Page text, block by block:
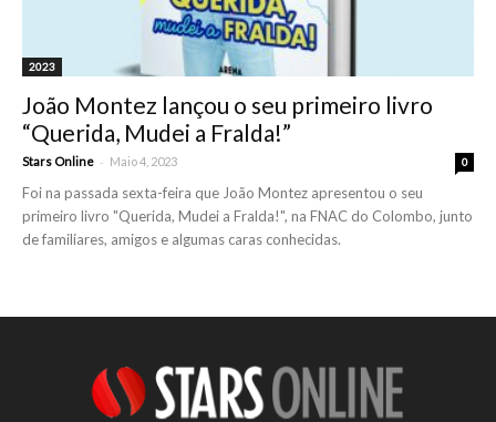
2023
João Montez lançou o seu primeiro livro
“Querida, Mudei a Fralda!”
Stars Online - Maio 4, 2023 0
Foi na passada sexta-feira que João Montez apresentou o seu
primeiro livro "Querida, Mudei a Fralda!", na FNAC do Colombo, junto
de familiares, amigos e algumas caras conhecidas.